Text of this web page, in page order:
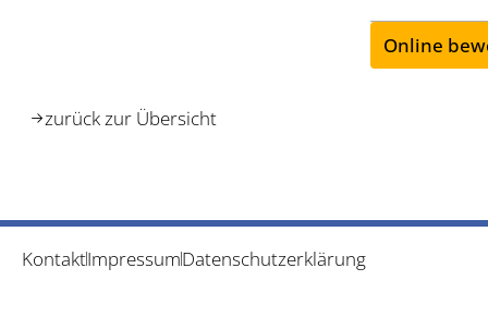
Online
zurück zur Übersicht
KontaktImpressumDatenschutzerklärung